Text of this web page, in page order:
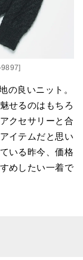
の良いニット。
せるのはもちろ
クセサリーと合
イテムだと思い
いる昨今、価格
めしたい一着で